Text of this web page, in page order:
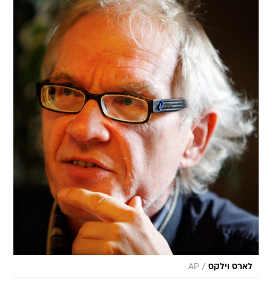
לארס וילקס /
AP